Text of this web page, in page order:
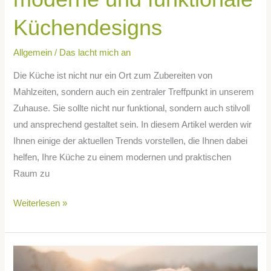
Küchendesigns
Allgemein / Das lacht mich an
Die Küche ist nicht nur ein Ort zum Zubereiten von
Mahlzeiten, sondern auch ein zentraler Treffpunkt in unserem
Zuhause. Sie sollte nicht nur funktional, sondern auch stilvoll
und ansprechend gestaltet sein. In diesem Artikel werden wir
Ihnen einige der aktuellen Trends vorstellen, die Ihnen dabei
helfen, Ihre Küche zu einem modernen und praktischen
Raum zu
Weiterlesen »
Hunde